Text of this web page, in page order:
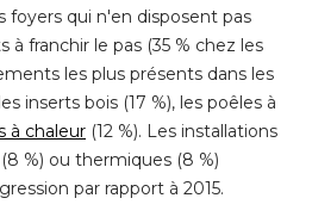
foyers qui n'en disposent pas
à franchir le pas (35 % chez les
les plus présents dans les
inserts bois (17 %), les poêles à
à chaleur (12 %). Les installations
%) ou thermiques (8 %)
par rapport à 2015.